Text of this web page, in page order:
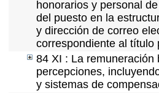
honorarios y personal
del puesto en la
y dirección de correo
correspondiente al título
84 XI : La remuneración
percepciones,
y sistemas de